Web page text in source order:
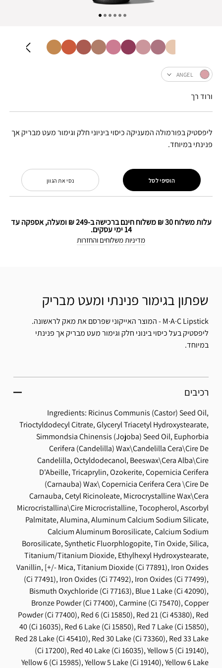
ליפסטיק בפורמולה המעניקה כיסוי ביניוני חלק וגימור מעט מבריק אך
פנינתי במיוחד.
ANGEL
ורוד רך
נסי את הגוון הוסיפי לסל
עלות משלוח 30 ₪ משלוח חינם ברכישה ב-249 ₪ ומעלה, אספקה עד
14 ימי עסקים.
מדיניות משלוחים והחזרות
שפתון בגימור פנינתי ומעט מבריק
M·A·C Lipstick - המוצר האייקוני שפרסם את מאק לראשונה.
ליפסטיק בעל כיסוי בינוני חלק וגימור מעט מבריק אך פנינתי
במיוחד.
רכיבים
Ingredients: Ricinus Communis (Castor) Seed Oil,
Trioctyldodecyl Citrate, Glyceryl Triacetyl Hydroxystearate,
Simmondsia Chinensis (Jojoba) Seed Oil, Euphorbia
Cerifera (Candelilla) Wax\Candelilla Cera\Cire De
Candelilla, Octyldodecanol, Beeswax\Cera Alba\Cire
D'Abeille, Tricaprylin, Ozokerite, Copernicia Cerifera
(Carnauba) Wax\ Copernicia Cerifera Cera \Cire De
Carnauba, Cetyl Ricinoleate, Microcrystalline Wax\Cera
Microcristallina\Cire Microcristalline, Tocopherol, Ascorbyl
Palmitate, Alumina, Aluminum Calcium Sodium Silicate,
Calcium Aluminum Borosilicate, Calcium Sodium
Borosilicate, Synthetic Fluorphlogopite, Tin Oxide, Silica,
Titanium/Titanium Dioxide, Ethylhexyl Hydroxystearate,
Vanillin, [+/- Mica, Titanium Dioxide (Ci 77891), Iron Oxides
(Ci 77491), Iron Oxides (Ci 77492), Iron Oxides (Ci 77499),
Bismuth Oxychloride (Ci 77163), Blue 1 Lake (Ci 42090),
Bronze Powder (Ci 77400), Carmine (Ci 75470), Copper
Powder (Ci 77400), Red 6 (Ci 15850), Red 21 (Ci 45380), Red
40 (Ci 16035), Red 6 Lake (Ci 15850), Red 7 Lake (Ci 15850),
Red 28 Lake (Ci 45410), Red 30 Lake (Ci 73360), Red 33 Lake
(Ci 17200), Red 40 Lake (Ci 16035), Yellow 5 (Ci 19140),
Yellow 6 (Ci 15985), Yellow 5 Lake (Ci 19140), Yellow 6 Lake